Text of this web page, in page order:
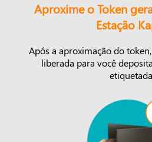
Aproxime o Token
Estação
Após a aproximação do
liberada para você